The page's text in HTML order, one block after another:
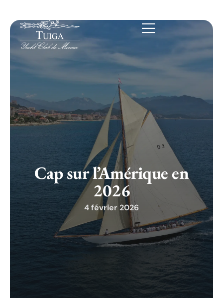
Cap sur l’Amérique en
2026
4 février 2026